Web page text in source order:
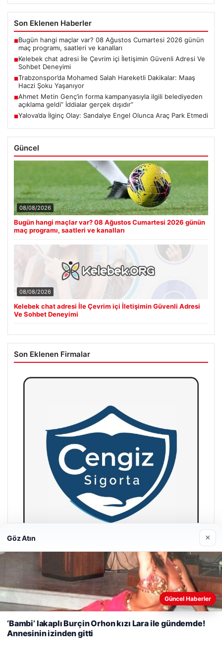
Son Eklenen Haberler
■Bugün hangi maçlar var? 08 Ağustos Cumartesi 2026 günün
maç programı, saatleri ve kanalları
■Kelebek chat adresi İle Çevrim içi İletişimin Güvenli Adresi Ve
Sohbet Deneyimi
■Trabzonspor’da Mohamed Salah Hareketli Dakikalar: Maaş
Haczi Şoku Yaşanıyor
■Ahmet Metin Genç’in forma kampanyasıyla ilgili belediyeden
açıklama geldi” İddialar gerçek dışıdır”
■Yalova’da İlginç Olay: Sandalye Engel Olunca Araç Park Etmedi
Güncel
08/08/2026
Bugün hangi maçlar var? 08 Ağustos Cumartesi 2026 günün
maç programı, saatleri ve kanalları
08/08/2026
Kelebek chat adresi İle Çevrim içi İletişimin Güvenli Adresi
Ve Sohbet Deneyimi
Son Eklenen Firmalar
Hastaş Beton
26/05/2026
Web sitemizi nasıl kullandığınızı daha iyi anlayabilmek,
deneyiminizi kişiselleştirmek ve geliştirmek amacıyla çerezler
kullanıyoruz.
Çerez Politikamız
Reddet Kabul Et
Göz Atın ×
Güncel Haberler
‘Bambi’ lakaplı Burçin Orhon kızı Lara ile gündemde!
Annesinin izinden gitti